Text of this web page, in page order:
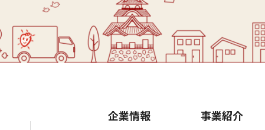
企業情報 事業紹介